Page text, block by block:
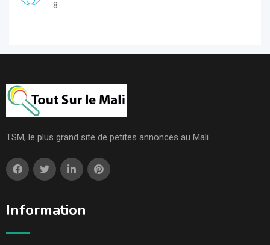
8
TSM, le plus grand site de petites annonces au Mali.
Information